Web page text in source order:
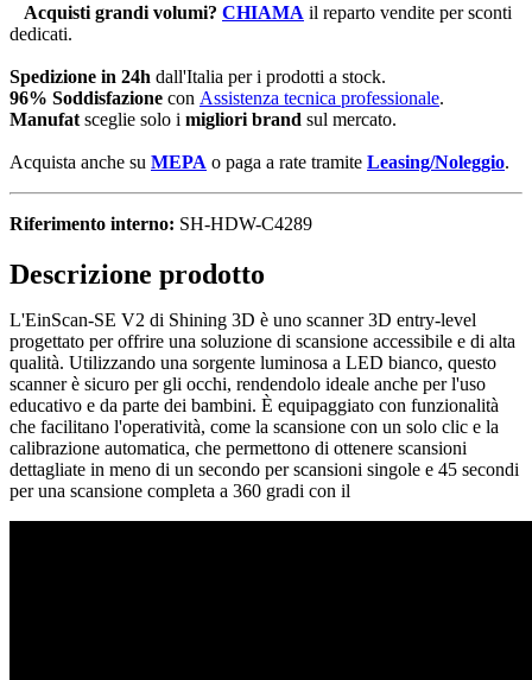
Acquisti grandi volumi? CHIAMA il reparto vendite per sconti
dedicati.
Spedizione in 24h dall'Italia per i prodotti a stock.
96% Soddisfazione con Assistenza tecnica professionale.
Manufat sceglie solo i migliori brand sul mercato.
Acquista anche su MEPA o paga a rate tramite Leasing/Noleggio.
Riferimento interno: SH-HDW-C4289
Descrizione prodotto
L'EinScan-SE V2 di Shining 3D è uno scanner 3D entry-level
progettato per offrire una soluzione di scansione accessibile e di alta
qualità. Utilizzando una sorgente luminosa a LED bianco, questo
scanner è sicuro per gli occhi, rendendolo ideale anche per l'uso
educativo e da parte dei bambini. È equipaggiato con funzionalità
che facilitano l'operatività, come la scansione con un solo clic e la
calibrazione automatica, che permettono di ottenere scansioni
dettagliate in meno di un secondo per scansioni singole e 45 secondi
per una scansione completa a 360 gradi con il